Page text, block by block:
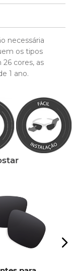
especialistas.
Ajuda.
necessária
os tipos
cores, as
1 ano.